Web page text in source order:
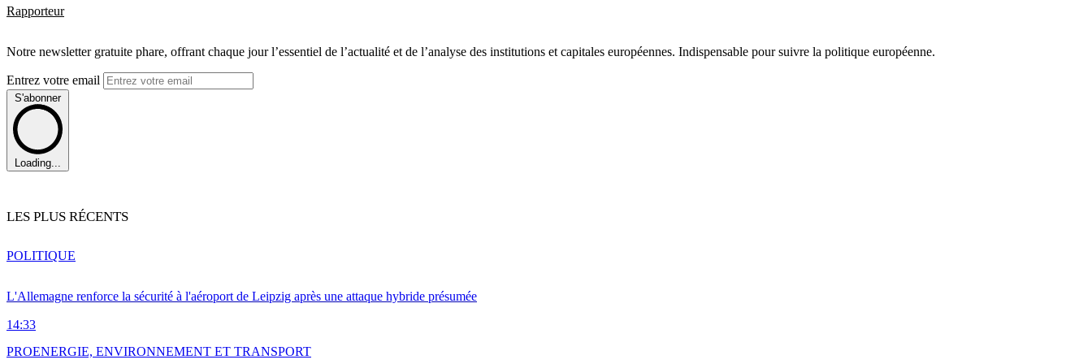
Rapporteur
Notre newsletter gratuite phare, offrant chaque jour l’essentiel de l’actualité et de l’analyse des institutions et capitales européennes. Indispensable pour suivre la politique européenne.
Entrez votre email
S'abonner
Loading...
LES PLUS RÉCENTS
L'Allemagne renforce la sécurité à l'aéroport de Leipzig après une attaque hybride présumée
14:33
POLITIQUE
PROENERGIE, ENVIRONNEMENT ET TRANSPORT